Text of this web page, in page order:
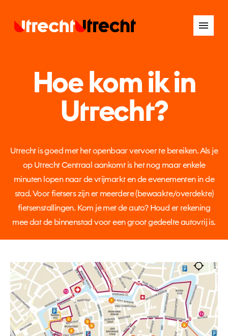
Hoe kom ik in
Utrecht?
Utrecht is goed met het openbaar vervoer te bereiken. Als je
op Utrecht Centraal aankomt is het nog maar enkele
minuten lopen naar de vrijmarkt en de evenementen in de
stad. Voor fietsers zijn er meerdere (bewaakte/overdekte)
fietsenstallingen. Kom je met de auto? Houd er rekening
mee dat de binnenstad voor een groot gedeelte autovrij is.